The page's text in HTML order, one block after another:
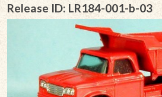
Release ID: LR184-001-b-03